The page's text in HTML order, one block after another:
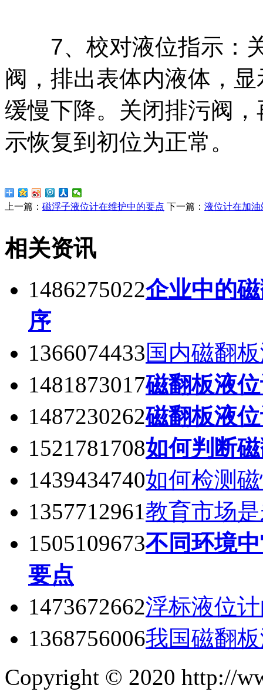
7、校对液位指示：关
阀，排出表体内液体，
缓慢下降。关闭排污阀
示恢复到初位为正常。
上一篇： 磁浮子液位计在维护中的要点 下一篇： 液位计在加
相关资讯
1486275022企业中的
序
1366074433国内磁翻
1481873017磁翻板液
1487230262磁翻板液
1521781708如何判断
1439434740如何检测
1357712961教育市场
1505109673不同环境
要点
1473672662浮标液位
1368756006我国磁翻
Copyright © 2020 http://